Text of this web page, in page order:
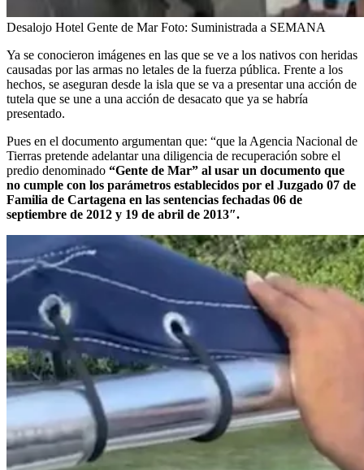
Desalojo Hotel Gente de MarFoto: Suministrada a SEMANA
Ya se conocieron imágenes en las que se ve a los nativos con heridas
causadas por las armas no letales de la fuerza pública. Frente a los
hechos, se aseguran desde la isla que se va a presentar una acción de
tutela que se une a una acción de desacato que ya se habría
presentado.
Pues en el documento argumentan que: “que la Agencia Nacional de
Tierras pretende adelantar una diligencia de recuperación sobre el
predio denominado “Gente de Mar” al usar un documento que
no cumple con los parámetros establecidos por el Juzgado 07 de
Familia de Cartagena en las sentencias fechadas 06 de
septiembre de 2012 y 19 de abril de 2013″.